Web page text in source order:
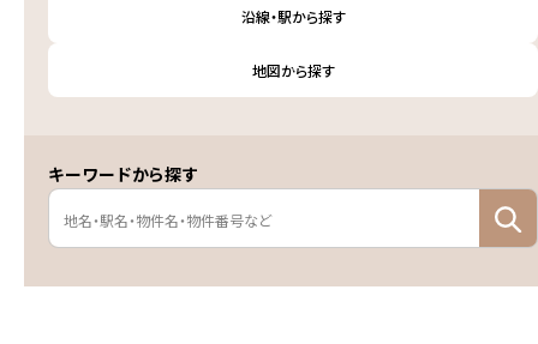
沿線・駅から探す
地図から探す
キーワードから探す